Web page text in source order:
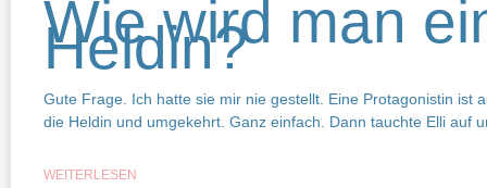
Wie wird man
Heldin?
Gute Frage. Ich hatte sie mir nie gestellt. Eine Protagonistin ist
die Heldin und umgekehrt. Ganz einfach. Dann tauchte Elli auf
WEITERLESEN